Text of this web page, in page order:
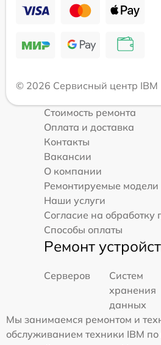
© 2026 Сервисный центр IBM
Стоимость ремонта
Оплата и доставка
Контакты
Вакансии
О компании
Ремонтируемые модели
Наши услуги
Согласие на
Способы оплаты
Ремонт
Серверов
Систем
хранения
данных
Мы занимаемся ремонтом и
обслуживанием техники IBM по